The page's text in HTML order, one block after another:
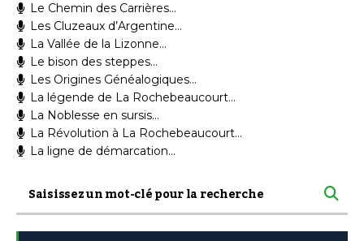
Le Chemin des Carrières…
Les Cluzeaux d’Argentine…
La Vallée de la Lizonne…
Le bison des steppes…
Les Origines Généalogiques…
La légende de La Rochebeaucourt…
La Noblesse en sursis…
La Révolution à La Rochebeaucourt…
La ligne de démarcation…